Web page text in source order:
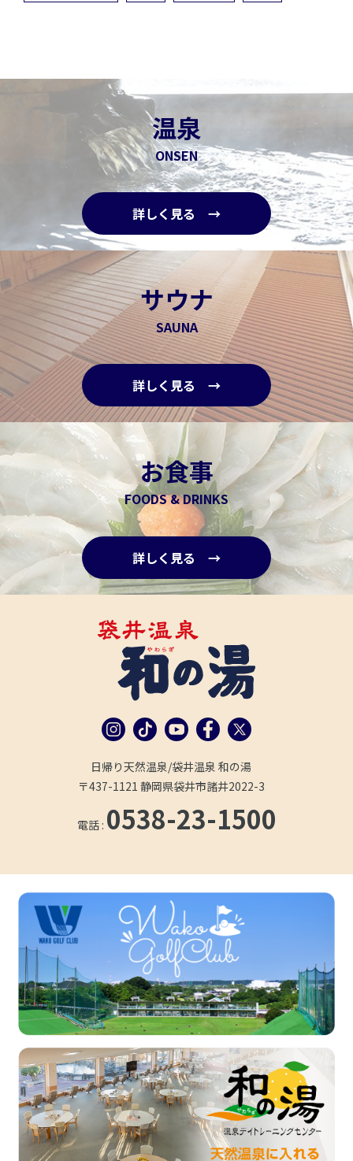
温泉
ONSEN
詳しく見る →
サウナ
SAUNA
詳しく見る →
お食事
FOODS & DRINKS
詳しく見る →
日帰り天然温泉/袋井温泉 和の湯
〒437-1121 静岡県袋井市諸井2022-3
電話 : 0538-23-1500